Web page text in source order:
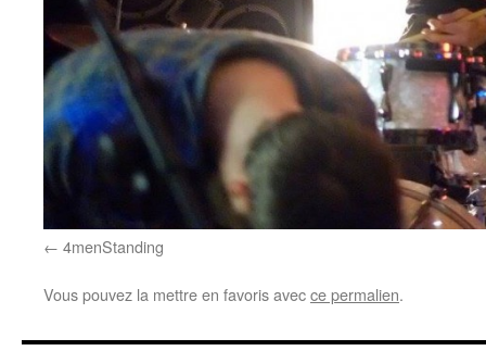
4menStanding
Vous pouvez la mettre en favoris avecce permalien.